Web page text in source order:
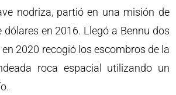
nodriza, partió en una misión de
dólares en 2016. Llegó a Bennu dos
2020 recogió los escombros de la
roca espacial utilizando un